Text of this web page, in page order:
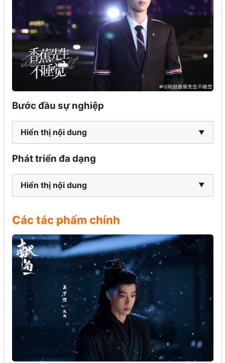
Bước đầu sự nghiệp
Hiển thị nội dung
Phát triển đa dạng
Hiển thị nội dung
Các tác phẩm chính